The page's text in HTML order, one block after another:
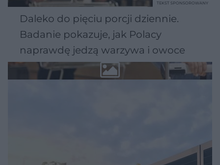
Daleko do pięciu porcji dziennie.
Badanie pokazuje, jak Polacy
naprawdę jedzą warzywa i owoce
TEKST SPONSOROWANY